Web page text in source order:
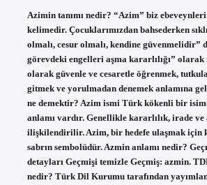
Azimin tanımı nedir? “Azim” biz
kelimedir. Çocuklarımızdan bahsederken
olmalı, cesur olmalı, kendine
görevdeki engelleri aşma kararlılığı”
olarak güvenle ve cesaretle öğrenmek,
gitmek ve yorulmadan denemek anlamına
ne demektir? Azim ismi Türk kökenli bir
anlamı vardır. Genellikle kararlılık, irade ve
ilişkilendirilir. Azim, bir hedefe ulaşmak için
sabrın sembolüdür. Azmin anlamı nedir?
detayları Geçmişi temizle Geçmiş: azmin.
nedir? Türk Dil Kurumu tarafından